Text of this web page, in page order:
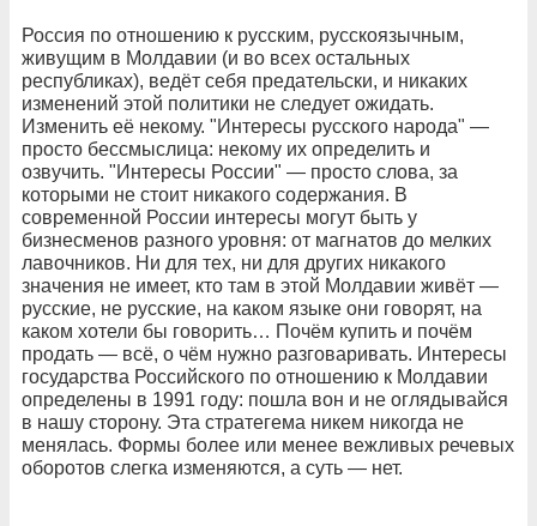
Россия по отношению к русским, русскоязычным,
живущим в Молдавии (и во всех остальных
республиках), ведёт себя предательски, и никаких
изменений этой политики не следует ожидать.
Изменить её некому. "Интересы русского народа" —
просто бессмыслица: некому их определить и
озвучить. "Интересы России" — просто слова, за
которыми не стоит никакого содержания. В
современной России интересы могут быть у
бизнесменов разного уровня: от магнатов до мелких
лавочников. Ни для тех, ни для других никакого
значения не имеет, кто там в этой Молдавии живёт —
русские, не русские, на каком языке они говорят, на
каком хотели бы говорить… Почём купить и почём
продать — всё, о чём нужно разговаривать. Интересы
государства Российского по отношению к Молдавии
определены в 1991 году: пошла вон и не оглядывайся
в нашу сторону. Эта стратегема никем никогда не
менялась. Формы более или менее вежливых речевых
оборотов слегка изменяются, а суть — нет.